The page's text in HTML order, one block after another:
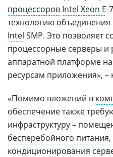
процессоров Intel Xeon E-
технологию
Intel SMP. Это позволяет
процессорные серверы и
аппаратной платформе
ресурсам приложения», –
«Помимо вложений в
обеспечение также
инфраструктуру –
бесперебойного питания,
кондиционирования